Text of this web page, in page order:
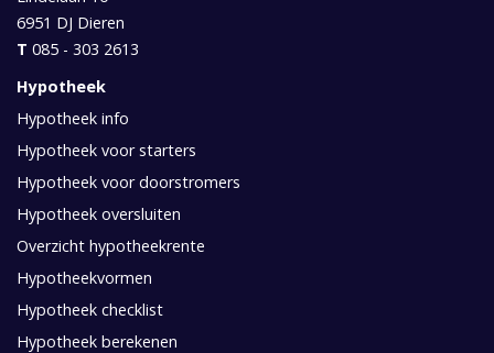
6951 DJ Dieren
T 085 - 303 2613
Hypotheek
Hypotheek info
Hypotheek voor starters
Hypotheek voor doorstromers
Hypotheek oversluiten
Overzicht hypotheekrente
Hypotheekvormen
Hypotheek checklist
Hypotheek berekenen